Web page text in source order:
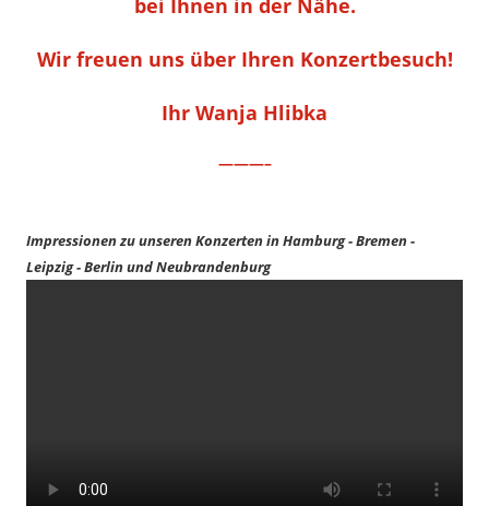
bei Ihnen in der Nähe.
Wir freuen uns über Ihren Konzertbesuch!
Ihr Wanja Hlibka
———–
Impressionen zu unseren Konzerten in Hamburg - Bremen -
Leipzig - Berlin und Neubrandenburg